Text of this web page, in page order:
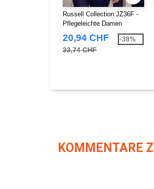
Russell Collection JZ36F -
Pflegeleichte Damen
Langarm Bluse aus
Baumwolle
20,94 CHF
33,74 CHF
-38%
KOMMENTARE